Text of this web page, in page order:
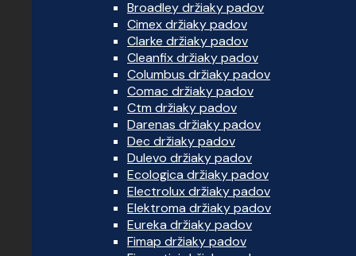
Broadley držiaky padov
Cimex držiaky padov
Clarke držiaky padov
Cleanfix držiaky padov
Columbus držiaky padov
Comac držiaky padov
Ctm držiaky padov
Darenas držiaky padov
Dec držiaky padov
Dulevo držiaky padov
Ecologica držiaky padov
Electrolux držiaky padov
Elektroma držiaky padov
Eureka držiaky padov
Fimap držiaky padov